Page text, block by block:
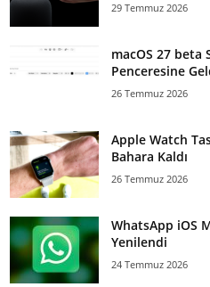
29 Temmuz 2026
macOS 27 beta
Penceresine
26 Temmuz 2026
Apple Watch
Bahara Kaldı
26 Temmuz 2026
WhatsApp iOS
Yenilendi
24 Temmuz 2026